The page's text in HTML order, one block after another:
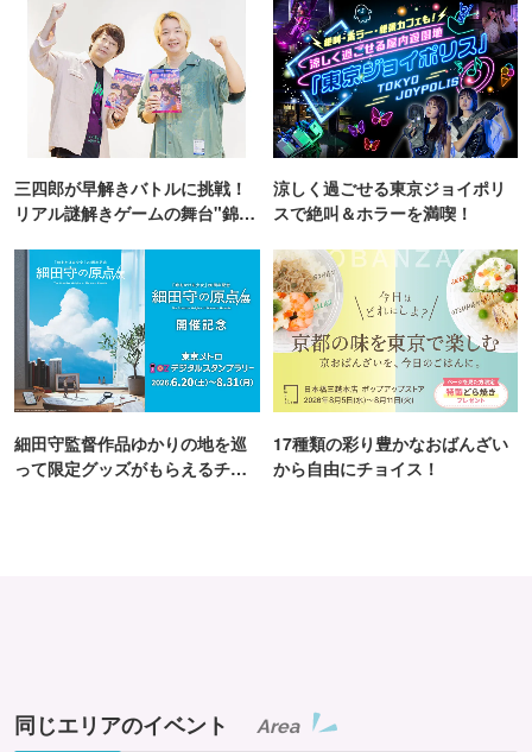
三四郎が早解きバトルに挑戦！
リアル謎解きゲームの舞台"錦糸
涼しく過ごせる東京ジョイポリ
スで絶叫＆ホラーを満喫！
細田守監督作品ゆかりの地を巡
って限定グッズがもらえるチャ
17種類の彩り豊かなおばんざい
から自由にチョイス！
同じエリアのイベント Area